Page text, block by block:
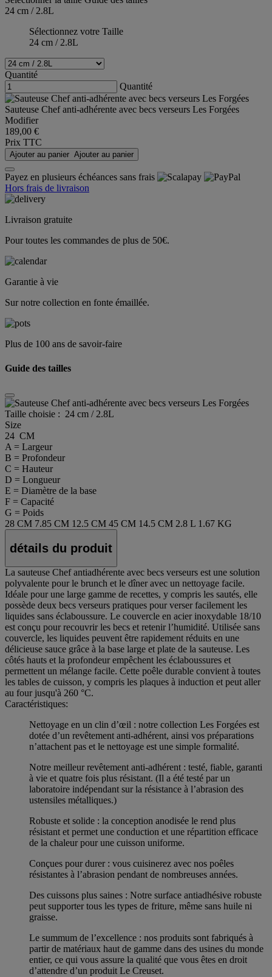
24 cm / 2.8L
Sélectionnez votre Taille
24 cm / 2.8L
Quantité
Quantité
Sauteuse Chef anti-adhérente avec becs verseurs Les Forgées
Modifier
189,00 €
Prix TTC
Ajouter au panier Ajouter au panier
Payez en plusieurs échéances sans frais
Hors frais de livraison
Livraison gratuite
Pour toutes les commandes de plus de 50€.
Garantie à vie
Sur notre collection en fonte émaillée.
Plus de 100 ans de savoir-faire
Guide des tailles
Taille choisie : 24 cm / 2.8L
Size
24 CM
A = Largeur
B = Profondeur
C = Hauteur
D = Longueur
E = Diamètre de la base
F = Capacité
G = Poids
28 CM 7.85 CM 12.5 CM 45 CM 14.5 CM 2.8 L 1.67 KG
détails du produit
La sauteuse Chef antiadhérente avec becs verseurs est une solution
polyvalente pour le brunch et le dîner avec un nettoyage facile.
Idéale pour une large gamme de recettes, y compris les sautés, elle
possède deux becs verseurs pratiques pour verser facilement les
liquides sans éclaboussure. Le couvercle en acier inoxydable 18/10
est conçu pour recouvrir les becs et retenir l’humidité. Utilisée sans
couvercle, les liquides peuvent être rapidement réduits en une
délicieuse sauce grâce à la base large et plate de la sauteuse. Les
côtés hauts et la profondeur empêchent les éclaboussures et
permettent un mélange facile. Cette poêle durable convient à toutes
les tables de cuisson, y compris les plaques à induction et peut aller
au four jusqu'à 260 °C.
Caractéristiques:
Nettoyage en un clin d’œil : notre collection Les Forgées est
dotée d’un revêtement anti-adhérent, ainsi vos préparations
n’attachent pas et le nettoyage est une simple formalité.
Notre meilleur revêtement anti-adhérent : testé, fiable, garanti
à vie et quatre fois plus résistant. (Il a été testé par un
laboratoire indépendant sur la résistance à l’abrasion des
ustensiles métalliques.)
Robuste et solide : la conception anodisée le rend plus
résistant et permet une conduction et une répartition efficace
de la chaleur pour une cuisson uniforme.
Conçues pour durer : vous cuisinerez avec nos poêles
résistantes à l’abrasion pendant de nombreuses années.
Des cuissons plus saines : Notre surface antiadhésive robuste
peut supporter tous les types de friture, même sans huile ni
graisse.
Le summum de l’excellence : nos produits sont fabriqués à
partir de matériaux haut de gamme dans des usines du monde
entier, ce qui vous assure la qualité que vous êtes en droit
d’attendre d’un produit Le Creuset.